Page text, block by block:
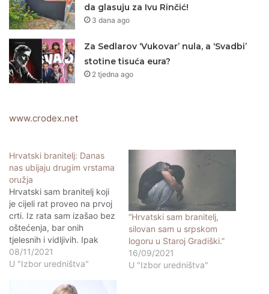
da glasuju za Ivu Rinčić!
3 dana ago
Za Sedlarov ‘Vukovar’ nula, a ‘Svadbi’
stotine tisuća eura?
2 tjedna ago
www.crodex.net
Hrvatski branitelj: Danas
nas ubijaju drugim vrstama
oružja
Hrvatski sam branitelj koji
je cijeli rat proveo na prvoj
crti. Iz rata sam izašao bez
oštećenja, bar onih
tjelesnih i vidljivih. Ipak
oštećen sam trajno iznutra
zbog svega što sam
moju suborci. Naša
08/11/2021
U "Izbor uredništva"
“Hrvatski sam branitelj,
silovan sam u srpskom
logoru u Staroj Gradiški.”
16/09/2021
U "Izbor uredništva"